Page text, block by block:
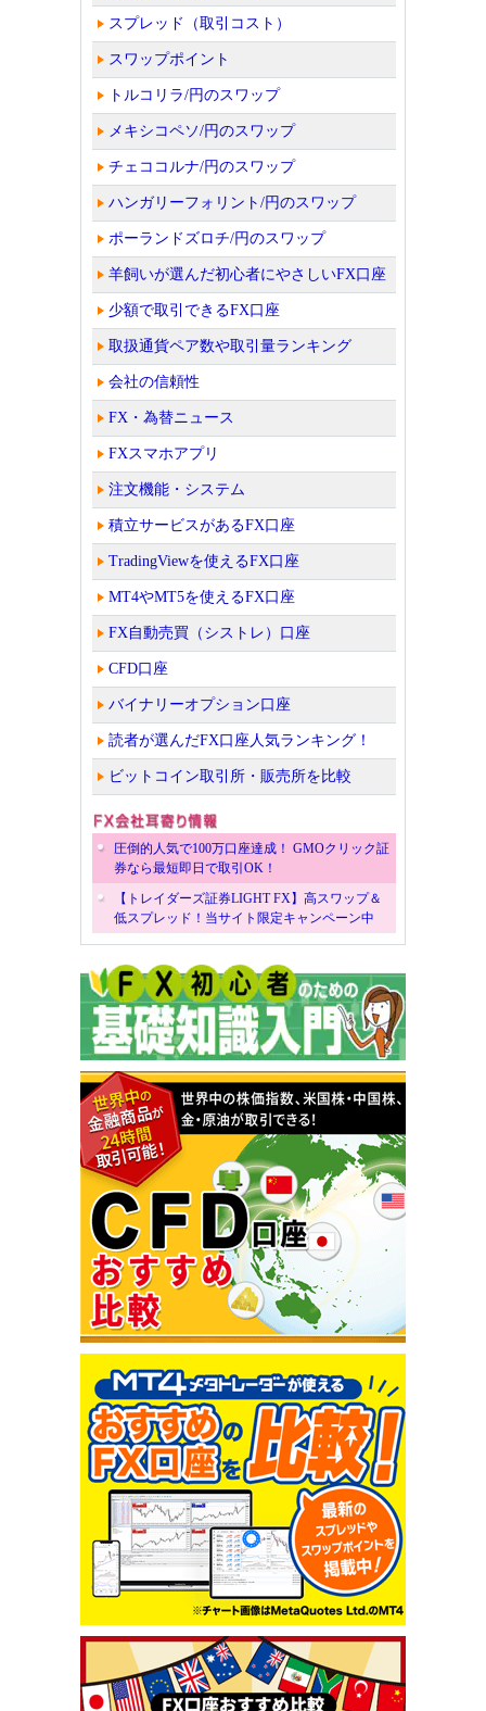
スプレッド（取引コスト）
スワップポイント
トルコリラ/円のスワップ
メキシコペソ/円のスワップ
チェココルナ/円のスワップ
ハンガリーフォリント/円のスワップ
ポーランドズロチ/円のスワップ
羊飼いが選んだ初心者にやさしいFX口座
少額で取引できるFX口座
取扱通貨ペア数や取引量ランキング
会社の信頼性
FX・為替ニュース
FXスマホアプリ
注文機能・システム
積立サービスがあるFX口座
TradingViewを使えるFX口座
MT4やMT5を使えるFX口座
FX自動売買（シストレ）口座
CFD口座
バイナリーオプション口座
読者が選んだFX口座人気ランキング！
ビットコイン取引所・販売所を比較
圧倒的人気で100万口座達成！ GMOクリック証
券なら最短即日で取引OK！
【トレイダーズ証券LIGHT FX】高スワップ＆
低スプレッド！当サイト限定キャンペーン中